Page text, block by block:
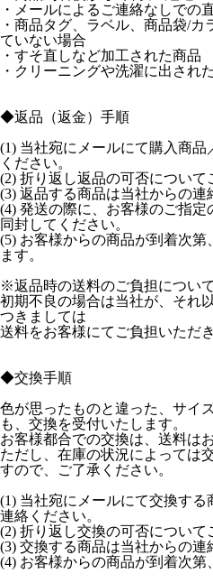
・メールによるご連絡なしでの
・商品タグ、ラベル、商品袋/
ていない場合
・すそ直しなど加工された商品
・クリーニングや洗濯に出され
◆返品（返金）手順
(1) 当社宛にメールにて購入商
ください。
(2) 折り返し返品の可否について
(3) 返品する商品は当社からの連
(4) 発送の際に、お客様のご指
同封してください。
(5) お客様からの商品が到着次
ます。
※返品時の送料のご負担について
初期不良の場合は当社が、それ
つきましては
送料をお客様にてご負担いただき
◆交換手順
色が思ったものと違った、サイ
も、交換を受付いたします。
お客様都合での交換は、送料は
ただし、在庫の状況によっては
すので、ご了承ください。
(1) 当社宛にメールにて交換す
連絡ください。
(2) 折り返し交換の可否について
(3) 交換する商品は当社からの連
(4) お客様からの商品が到着次第